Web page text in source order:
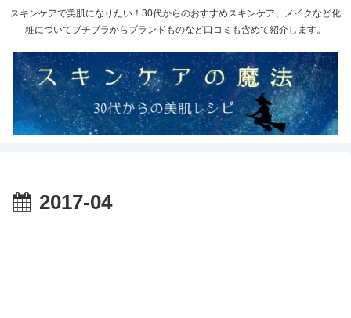
スキンケアで美肌になりたい！30代からのおすすめスキンケア、メイクなど化
粧についてプチプラからブランドものなど口コミも含めて紹介します。
2017-04